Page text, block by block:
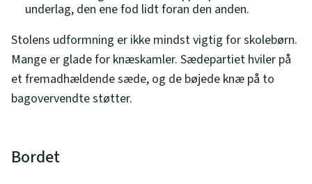
underlag, den ene fod lidt foran den anden.
Stolens udformning er ikke mindst vigtig for skolebørn.
Mange er glade for knæskamler. Sædepartiet hviler på
et fremadhældende sæde, og de bøjede knæ på to
bagovervendte støtter.
Bordet